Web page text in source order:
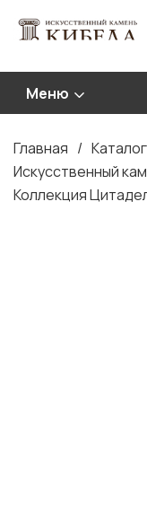
Меню
Строка
навигации
Главная Каталог
Искусственный
Коллекция